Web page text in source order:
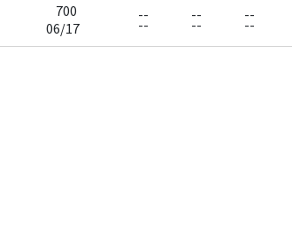
700
06/17
--
--
--
--
--
--